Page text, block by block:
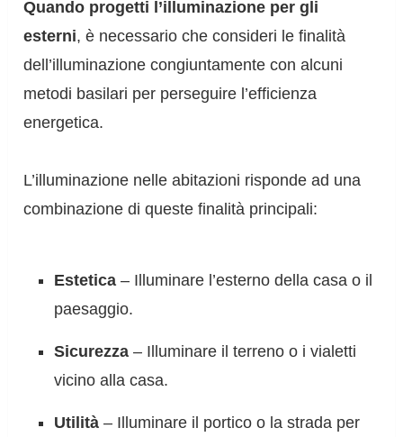
Quando progetti l’illuminazione per gli
esterni, è necessario che consideri le finalità
dell’illuminazione congiuntamente con alcuni
metodi basilari per perseguire l’efficienza
energetica.
L’illuminazione nelle abitazioni risponde ad una
combinazione di queste finalità principali:
Estetica – Illuminare l’esterno della casa o il
paesaggio.
Sicurezza – Illuminare il terreno o i vialetti
vicino alla casa.
Utilità – Illuminare il portico o la strada per